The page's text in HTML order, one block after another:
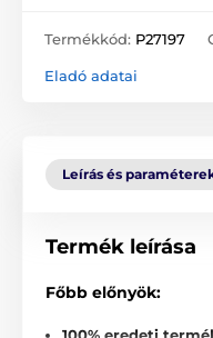
Termékkód: P27197
Eladó adatai
Leírás és
Termék leírása
Főbb előnyök: